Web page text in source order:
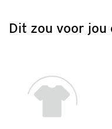
Dit zou voor jou